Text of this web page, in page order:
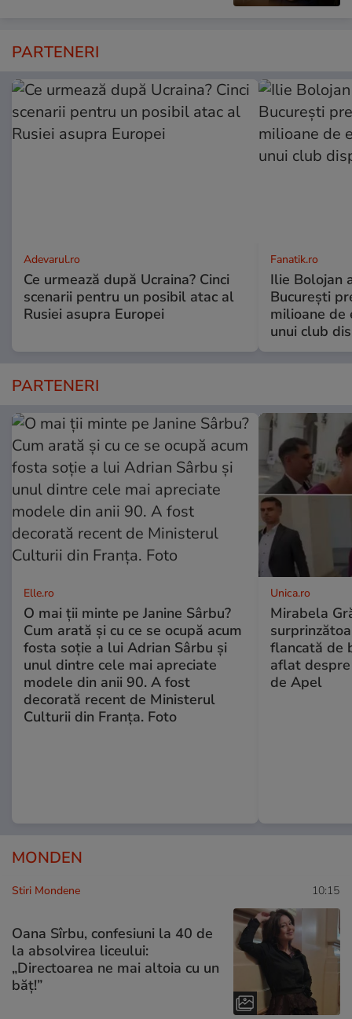
PARTENERI
Adevarul.ro
Ce urmează după Ucraina? Cinci
scenarii pentru un posibil atac al
Rusiei asupra Europei
Fanatik.ro
Ilie Bolojan
București
milioane de
unui club
PARTENERI
Elle.ro
O mai ții minte pe Janine Sârbu?
Cum arată și cu ce se ocupă acum
fosta soție a lui Adrian Sârbu și
unul dintre cele mai apreciate
modele din anii 90. A fost
decorată recent de Ministerul
Culturii din Franța. Foto
Unica.ro
Mirabela
flancată de
aflat
de Apel
MONDEN
Stiri Mondene 10:15
Oana Sîrbu, confesiuni la 40 de
la absolvirea liceului:
„Directoarea ne mai altoia cu un
băț!”